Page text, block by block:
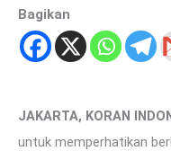
Bagikan
JAKARTA, KORAN
untuk memperhatikan